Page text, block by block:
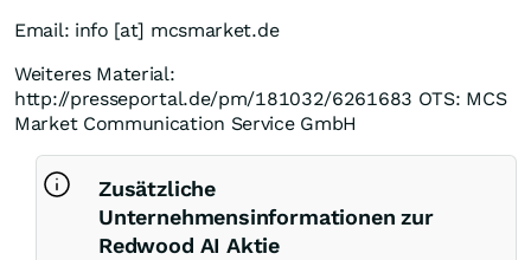
Email: info [at] mcsmarket.de
Weiteres Material:
http://presseportal.de/pm/181032/6261683 OTS: MCS
Market Communication Service GmbH
Zusätzliche
Unternehmensinformationen zur
Redwood AI Aktie